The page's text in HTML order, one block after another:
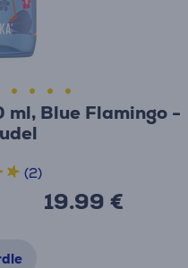
ml, Blue Flamingo -
19.99 €
(2)